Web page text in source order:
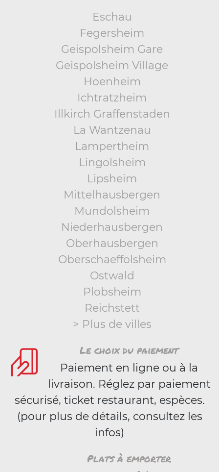
Eschau
Fegersheim
Geispolsheim Gare
Geispolsheim Village
Hoenheim
Ichtratzheim
Illkirch Graffenstaden
La Wantzenau
Lampertheim
Lingolsheim
Lipsheim
Mittelhausbergen
Mundolsheim
Niederhausbergen
Oberhausbergen
Oberschaeffolsheim
Ostwald
Plobsheim
Reichstett
> Plus de villes
Le choix du paiement
Paiement en ligne ou à la
livraison. Réglez par paiement
sécurisé, ticket restaurant, espèces.
(pour plus de détails, consultez les
infos)
Plats à emporter